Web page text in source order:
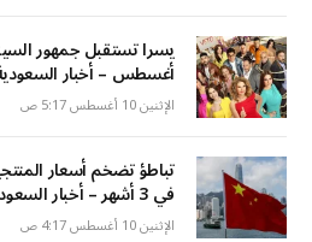
يسرا تستقبل جمهور
أغسطس – أخبار
الإثنين 10 أغسطس 5:17 ص
تباطؤ تضخم أسعار
في 3 أشهر – أخبار السعودية
الإثنين 10 أغسطس 4:17 ص